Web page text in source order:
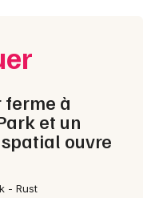
ferme à
et un
ouvre
- Rust